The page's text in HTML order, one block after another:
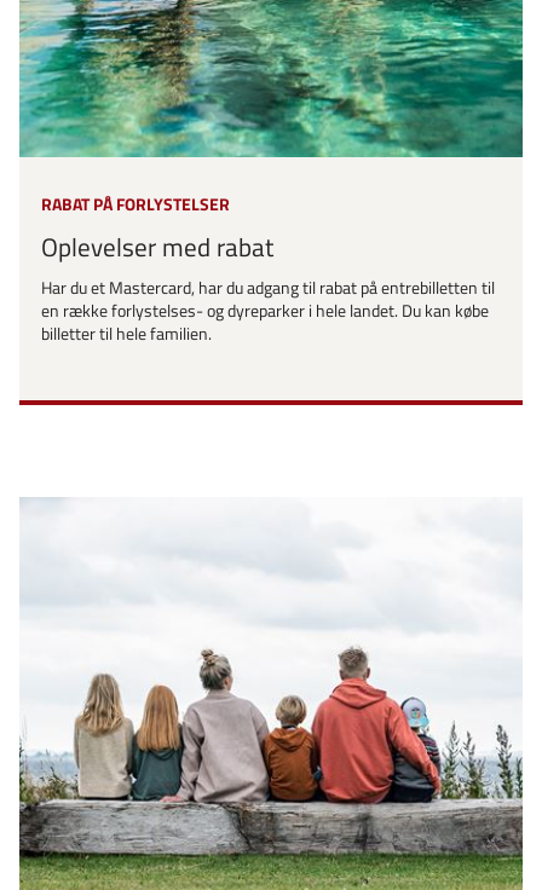
RABAT PÅ FORLYSTELSER
Oplevelser med rabat
Har du et Mastercard, har du adgang til rabat på entrebilletten til
en række forlystelses- og dyreparker i hele landet. Du kan købe
billetter til hele familien.